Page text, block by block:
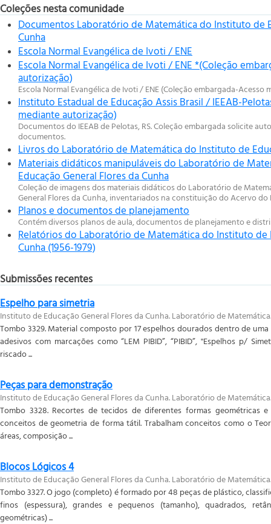
Coleções nesta comunidade
Documentos Laboratório de Matemática do Instituto de
Cunha
Escola Normal Evangélica de Ivoti / ENE
Escola Normal Evangélica de Ivoti / ENE *(Coleção
autorização)
Escola Normal Evangélica de Ivoti / ENE (Coleção embargada-Acesso
Instituto Estadual de Educação Assis Brasil / IEEAB-
mediante autorização)
Documentos do IEEAB de Pelotas, RS. Coleção embargada solicite
documentos.
Livros do Laboratório de Matemática do Instituto de
Materiais didáticos manipuláveis do Laboratório de
Educação General Flores da Cunha
Coleção de imagens dos materiais didáticos do Laboratório de
General Flores da Cunha, inventariados na constituição do Acervo do
Planos e documentos de planejamento
Contém diversos planos de aula, documentos de planejamento e
Relatórios do Laboratório de Matemática do Instituto de
Cunha (1956-1979)
Submissões recentes
Espelho para simetria
Instituto de Educação General Flores da Cunha. Laboratório de Matemática.
Tombo 3329. Material composto por 17 espelhos dourados dentro de
adesivos com marcações como “LEM PIBID”, “PIBID”, "Espelhos p/
riscado ...
Peças para demonstração
Instituto de Educação General Flores da Cunha. Laboratório de Matemática.
Tombo 3328. Recortes de tecidos de diferentes formas geométricas
conceitos de geometria de forma tátil. Trabalham conceitos como o
áreas, composição ...
Blocos Lógicos 4
Instituto de Educação General Flores da Cunha. Laboratório de Matemática.
Tombo 3327. O jogo (completo) é formado por 48 peças de plástico,
finos (espessura), grandes e pequenos (tamanho), quadrados,
geométricas) ...